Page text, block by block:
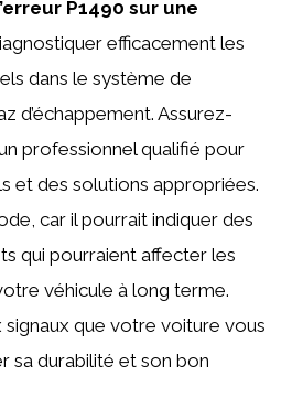
P1490 sur une
efficacement les
dans le système de
d’échappement. Assurez-
professionnel qualifié pour
et des solutions appropriées.
car il pourrait indiquer des
qui pourraient affecter les
véhicule à long terme.
que votre voiture vous
sa durabilité et son bon